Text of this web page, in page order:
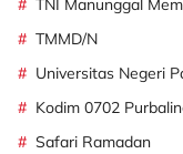
TNI Manunggal
TMMD/N
Universitas Negeri
Kodim 0702
Safari Ramadan